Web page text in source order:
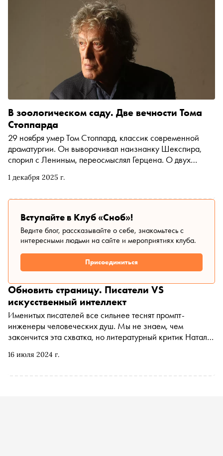
1 декабря 2025 г.
В зоологическом саду. Две вечности Тома
Стоппарда
29 ноября умер Том Стоппард, классик современной
драматургии. Он выворачивал наизнанку Шекспира,
спорил с Лениным, переосмыслял Герцена. О двух
войны, и той, где спорит с вечностью, переписывая
«Сноба» Кирилл Ямщиков
Вступайте в Клуб «Сноб»!
Ведите блог, рассказывайте о себе, знакомьтесь с
интересными людьми на сайте и мероприятиях клуба.
Присоединиться
16 июля 2024 г.
Обновить страницу. Писатели VS
искусственный интеллект
Именитых писателей все сильнее теснят промпт-
инженеры человеческих душ. Мы не знаем, чем
закончится эта схватка, но литературный критик Наталья
началась